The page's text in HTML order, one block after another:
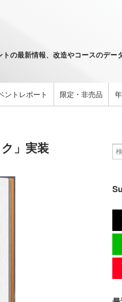
の最新情報、改造やコースのデー
ントレポート 限定・非売品
」実装